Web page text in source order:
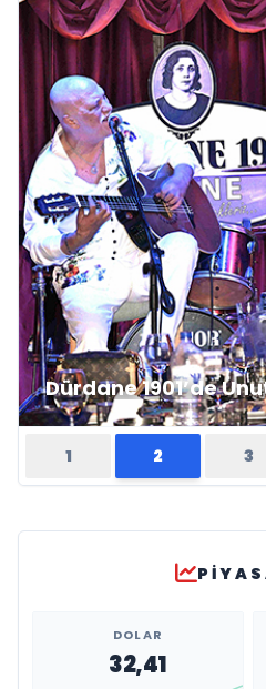
Dürdane 1901’de
1 2 3
DOLAR
32,41